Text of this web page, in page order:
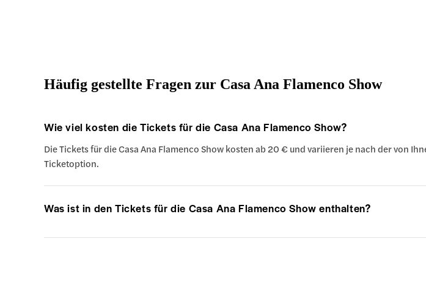
Häufig gestellte Fragen zur Casa Ana Flamenco Show
Wie viel kosten die Tickets für die Casa Ana Flamenco Show?
Die Tickets für die Casa Ana Flamenco Show kosten ab 20 € und variieren je nach der von
Ticketoption.
Was ist in den Tickets für die Casa Ana Flamenco Show enthalten?